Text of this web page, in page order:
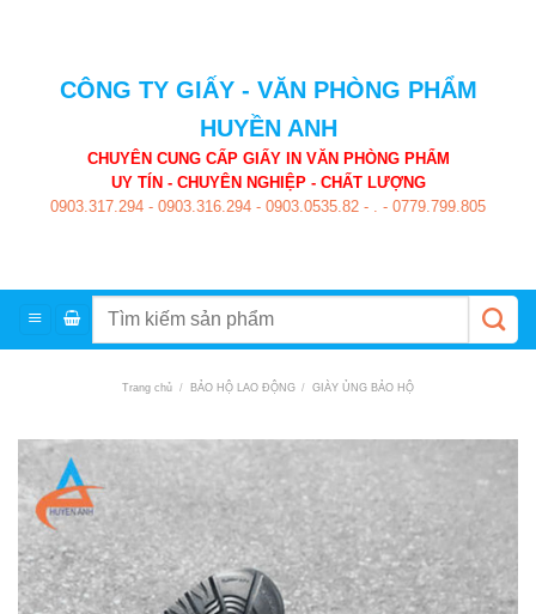
CÔNG TY GIẤY - VĂN PHÒNG PHẨM
HUYỀN ANH
CHUYÊN CUNG CẤP GIẤY IN VĂN PHÒNG PHẨM
UY TÍN - CHUYÊN NGHIỆP - CHẤT LƯỢNG
0903.317.294 - 0903.316.294 - 0903.0535.82 - . - 0779.799.805
Trang chủ / BẢO HỘ LAO ĐỘNG / GIÀY ỦNG BẢO HỘ